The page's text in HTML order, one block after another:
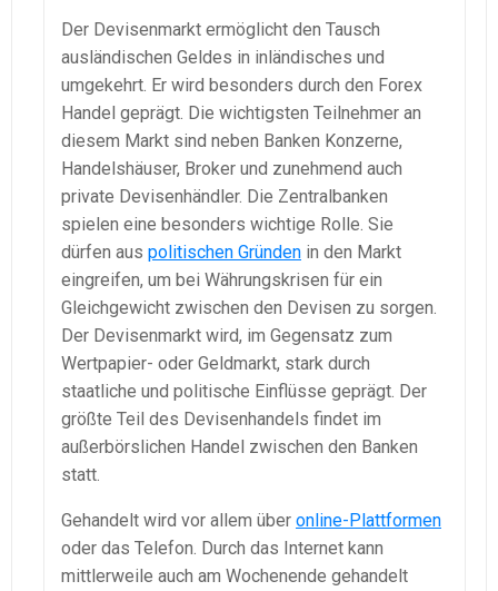
Der Devisenmarkt ermöglicht den Tausch
ausländischen Geldes in inländisches und
umgekehrt. Er wird besonders durch den Forex
Handel geprägt. Die wichtigsten Teilnehmer an
diesem Markt sind neben Banken Konzerne,
Handelshäuser, Broker und zunehmend auch
private Devisenhändler. Die Zentralbanken
spielen eine besonders wichtige Rolle. Sie
dürfen aus politischen Gründen in den Markt
eingreifen, um bei Währungskrisen für ein
Gleichgewicht zwischen den Devisen zu sorgen.
Der Devisenmarkt wird, im Gegensatz zum
Wertpapier- oder Geldmarkt, stark durch
staatliche und politische Einflüsse geprägt. Der
größte Teil des Devisenhandels findet im
außerbörslichen Handel zwischen den Banken
statt.
Gehandelt wird vor allem über online-Plattformen
oder das Telefon. Durch das Internet kann
mittlerweile auch am Wochenende gehandelt